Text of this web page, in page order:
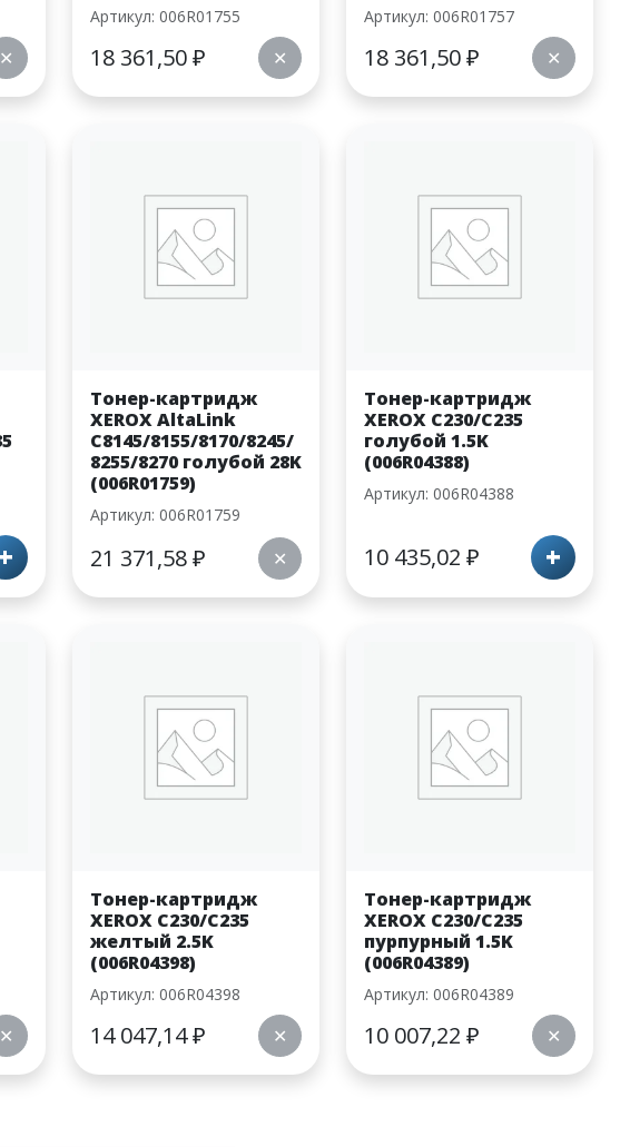
✕
Артикул: 006R01755
18 361,50₽ ✕
Артикул: 006R01757
18 361,50₽ ✕
Тонер-картридж
XEROX AltaLink
C8145/8155/8170/8245/
8255/8270 голубой 28K
(006R01759)
Артикул: 006R01759
21 371,58₽ ✕
Тонер-картридж
XEROX C230/C235
голубой 1.5K
(006R04388)
Артикул: 006R04388
10 435,02 ₽ +
✕
Тонер-картридж
XEROX C230/C235
желтый 2.5K
(006R04398)
Артикул: 006R04398
14 047,14₽ ✕
Тонер-картридж
XEROX C230/C235
пурпурный 1.5K
(006R04389)
Артикул: 006R04389
10 007,22 ₽ ✕